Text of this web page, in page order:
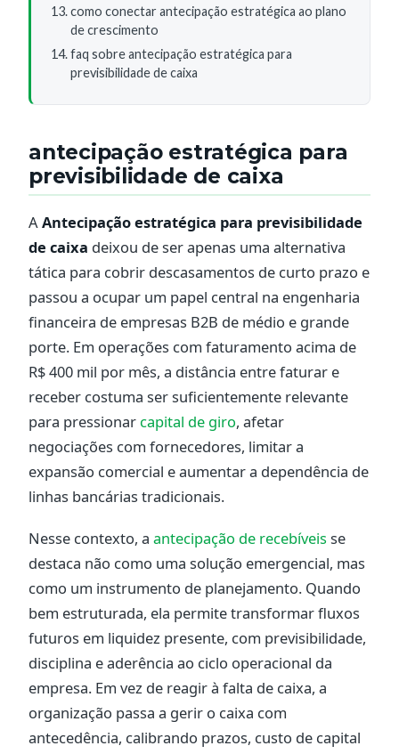
como conectar antecipação estratégica ao plano
de crescimento
faq sobre antecipação estratégica para
previsibilidade de caixa
antecipação estratégica para
previsibilidade de caixa
AAntecipação estratégica para previsibilidade
de caixa deixou de ser apenas uma alternativa
tática para cobrir descasamentos de curto prazo e
passou a ocupar um papel central na engenharia
financeira de empresas B2B de médio e grande
porte. Em operações com faturamento acima de
R$ 400 mil por mês, a distância entre faturar e
receber costuma ser suficientemente relevante
para pressionar capital de giro, afetar
negociações com fornecedores, limitar a
expansão comercial e aumentar a dependência de
linhas bancárias tradicionais.
Nesse contexto, a antecipação de recebíveis se
destaca não como uma solução emergencial, mas
como um instrumento de planejamento. Quando
bem estruturada, ela permite transformar fluxos
futuros em liquidez presente, com previsibilidade,
disciplina e aderência ao ciclo operacional da
empresa. Em vez de reagir à falta de caixa, a
organização passa a gerir o caixa com
antecedência, calibrando prazos, custo de capital